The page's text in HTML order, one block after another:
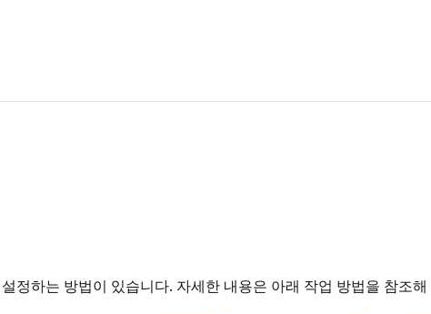
하는 방법이 있습니다. 자세한 내용은 아래 작업 방법을 참조